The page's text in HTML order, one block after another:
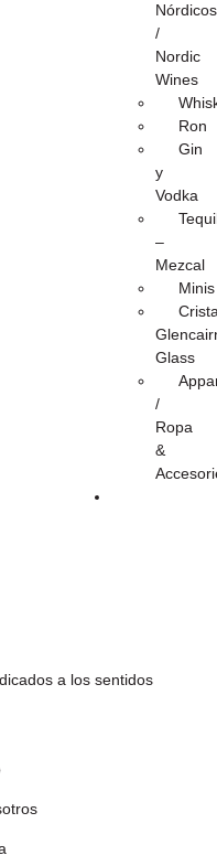
Nórdicos
/
Nordic
Wines
Ron
Gin
y
Vodka
–
Mezcal
Minis
Glass
/
Ropa
&
a los sentidos